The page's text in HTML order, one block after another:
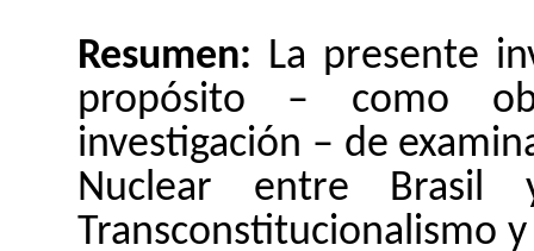
Resumen: La presente
propósito – como
investigación – de
Nuclear entre
Transconstitucionalismo